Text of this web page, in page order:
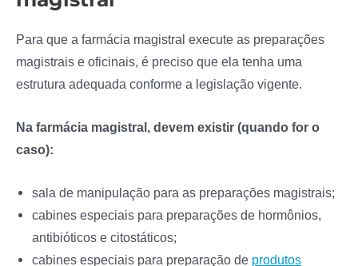
Para que a farmácia magistral execute as preparações
magistrais e oficinais, é preciso que ela tenha uma
estrutura adequada conforme a legislação vigente.
Na farmácia magistral, devem existir (quando for o
caso):
sala de manipulação para as preparações magistrais;
cabines especiais para preparações de hormônios,
antibióticos e citostáticos;
cabines especiais para preparação de produtos